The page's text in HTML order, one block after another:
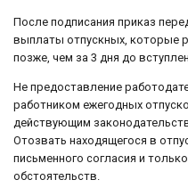
После подписания приказ
выплаты отпускных, которые
позже, чем за 3 дня до
Не предоставление
работником ежегодных
действующим
Отозвать находящегося в
письменного согласия и
обстоятельств.